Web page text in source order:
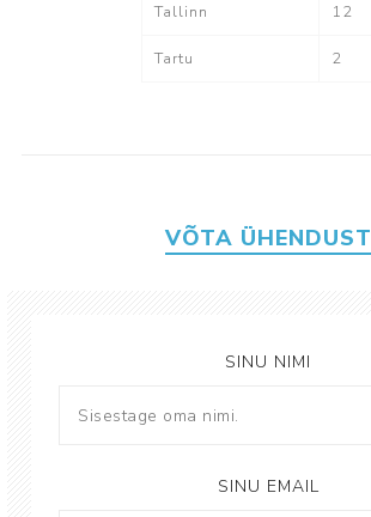
Tallinn 12
Tartu 2
VÕTA ÜHENDUST
SINU NIMI
SINU EMAIL